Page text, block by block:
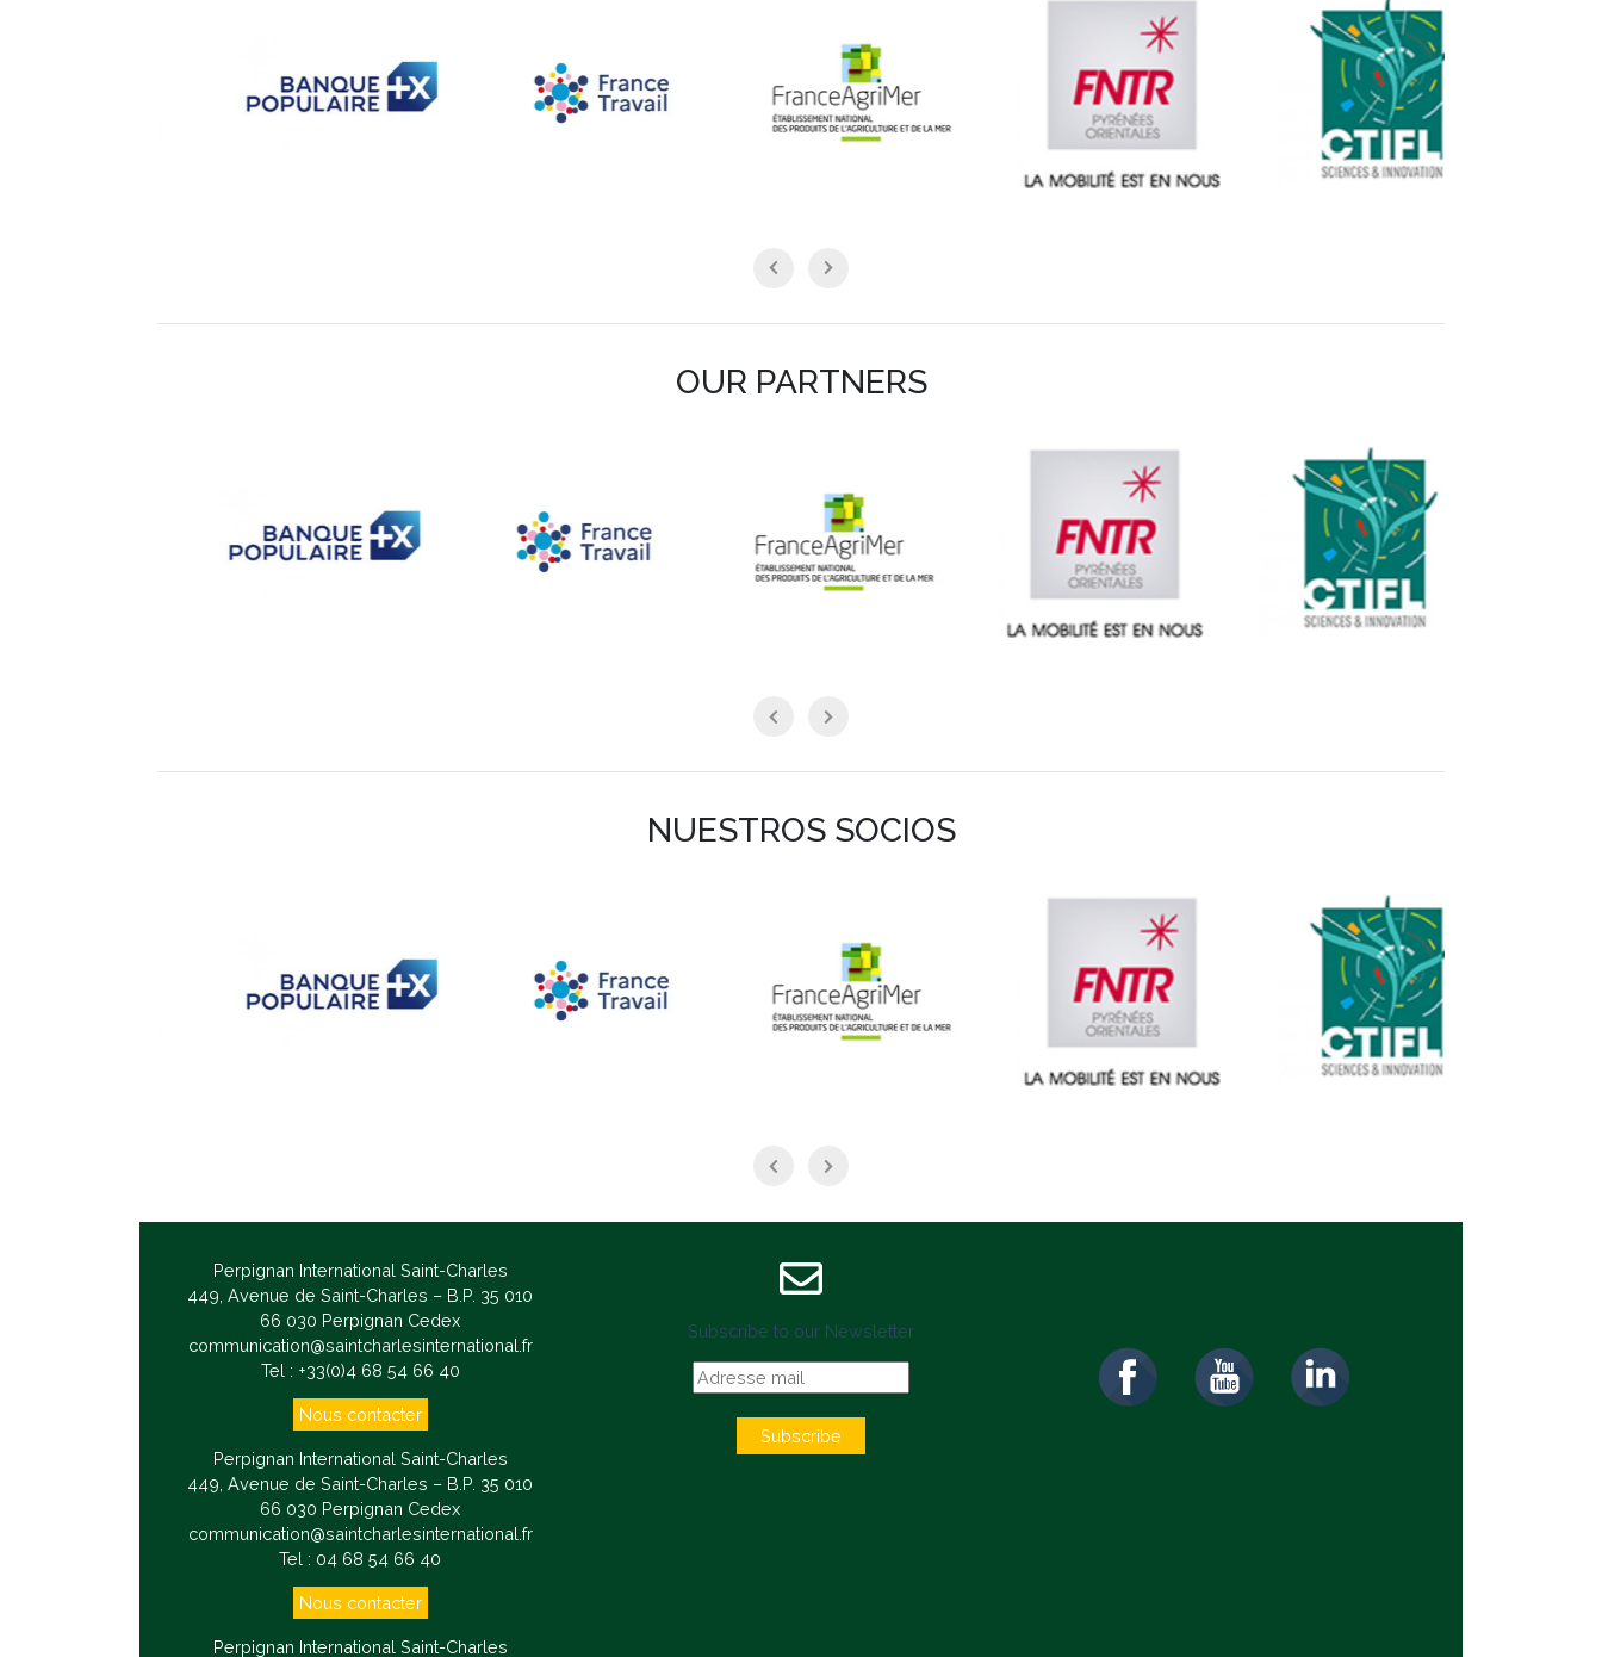
OUR PARTNERS
NUESTROS SOCIOS
Perpignan International Saint-Charles
449, Avenue de Saint-Charles – B.P. 35 010
66 030 Perpignan Cedex
communication@saintcharlesinternational.fr
Tel : +33(0)4 68 54 66 40
Nous contacter
Perpignan International Saint-Charles
449, Avenue de Saint-Charles – B.P. 35 010
66 030 Perpignan Cedex
communication@saintcharlesinternational.fr
Tel : 04 68 54 66 40
Nous contacter
Perpignan International Saint-Charles
Subscribe to our Newsletter
Subscribe